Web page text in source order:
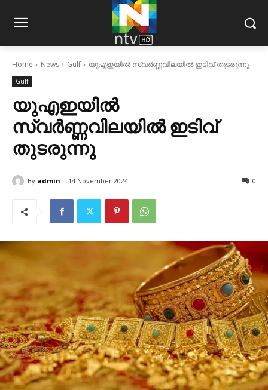
Home News Gulf യുഎഇയില്‍ സ്വര്‍ണ്ണവിലയില്‍ ഇടിവ് തുടരുന്നു
Gulf
യുഎഇയില്‍
സ്വര്‍ണ്ണവിലയില്‍ ഇടിവ്
തുടരുന്നു
By admin 14 November 2024 0